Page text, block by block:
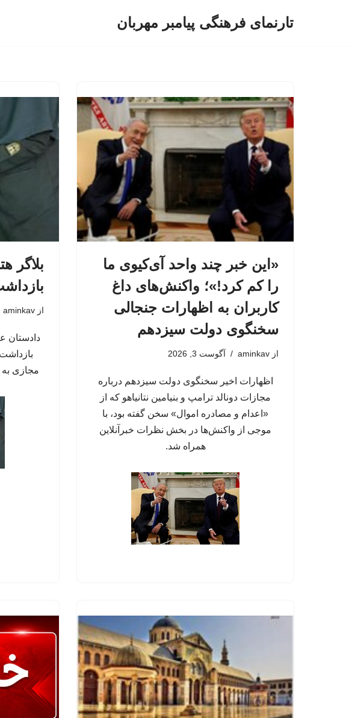
تارنمای فرهنگی پیامبر مهربان
«این خبر چند واحد آی‌کیوی ما
را کم کرد!»؛ واکنش‌های داغ
کاربران به اظهارات جنجالی
سخنگوی دولت سیزدهم
از aminkav آگوست 3, 2026
اظهارات اخیر سخنگوی دولت سیزدهم درباره
مجازات دونالد ترامپ و بنیامین نتانیاهو که از
«اعدام و مصادره اموال» سخن گفته بود، با
موجی از واکنش‌ها در بخش نظرات خبرآنلاین
همراه شد.
بلاگر
از aminkav
دادستان
مجازی به